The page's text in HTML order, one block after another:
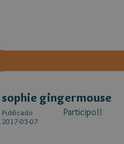
sophie gingermouse
Publicado
2017-05-07
Participo!!